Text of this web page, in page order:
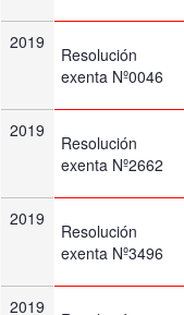
2019
Resolución
exenta Nº0046
2019
Resolución
exenta Nº2662
2019
Resolución
exenta Nº3496
2019